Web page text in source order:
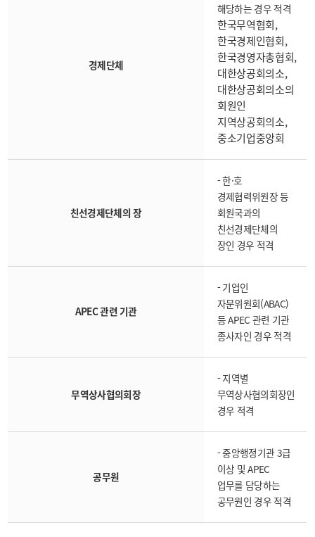
경제단체
해당하는 경우 적격
한국무역협회,
한국경제인협회,
한국경영자총협회,
대한상공회의소,
대한상공회의소의
회원인
지역상공회의소,
중소기업중앙회
친선경제단체의 장
- 한·호
경제협력위원장 등
회원국과의
친선경제단체의
장인 경우 적격
APEC 관련 기관
- 기업인
자문위원회(ABAC)
등 APEC 관련 기관
종사자인 경우 적격
무역상사협의회장
- 지역별
무역상사협의회장인
경우 적격
공무원
- 중앙행정기관 3급
이상 및 APEC
업무를 담당하는
공무원인 경우 적격